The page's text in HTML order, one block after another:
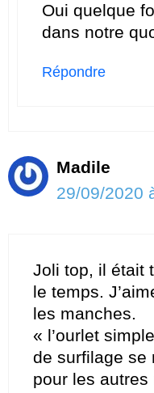
Oui quelque
dans notre
Répondre
Madile
29/09/2020
Joli top, il était
le temps.
les manches.
« l’ourlet
de surfilage se
pour les